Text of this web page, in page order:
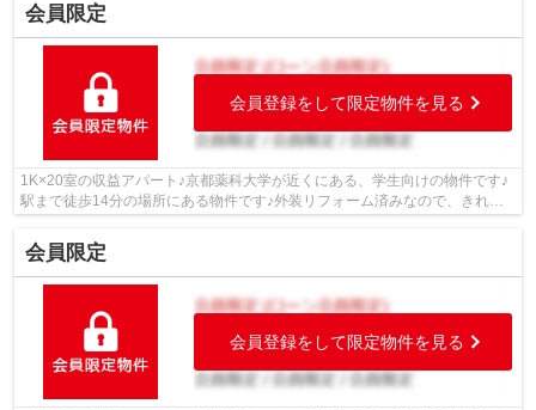
会員限定
会員登録をして限定物件を見る
1K×20室の収益アパート♪京都薬科大学が近くにある、学生向けの物件です♪
駅まで徒歩14分の場所にある物件です♪外装リフォーム済みなので、きれい
会員限定
会員登録をして限定物件を見る